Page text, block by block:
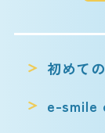
初めて
e-smile